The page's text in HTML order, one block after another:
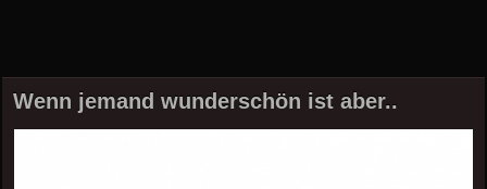
Wenn jemand wunderschön ist aber..